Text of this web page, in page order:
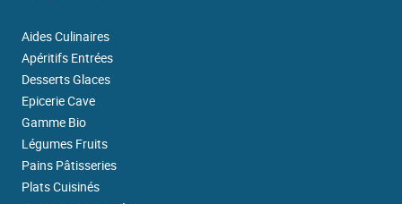
Aides Culinaires
Apéritifs Entrées
Desserts Glaces
Epicerie Cave
Gamme Bio
Légumes Fruits
Pains Pâtisseries
Plats Cuisinés